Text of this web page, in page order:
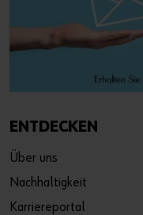
ENTDECKEN
Über uns
Nachhaltigkeit
Karriereportal